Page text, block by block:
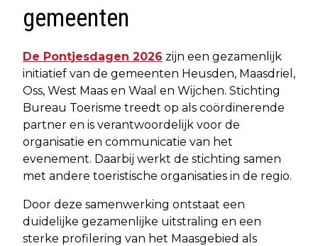
gemeenten
De Pontjesdagen 2026 zijn een gezamenlijk
initiatief van de gemeenten Heusden, Maasdriel,
Oss, West Maas en Waal en Wijchen. Stichting
Bureau Toerisme treedt op als coördinerende
partner en is verantwoordelijk voor de
organisatie en communicatie van het
evenement. Daarbij werkt de stichting samen
met andere toeristische organisaties in de regio.
Door deze samenwerking ontstaat een
duidelijke gezamenlijke uitstraling en een
sterke profilering van het Maasgebied als